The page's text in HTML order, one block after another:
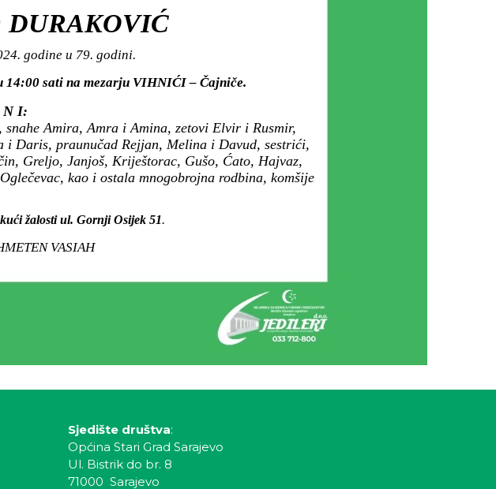
godine u 79. godini.
14:00 sati na mezarju VIHNIĆI – Čajniče.
N I:
snahe Amira, Amra i Amina, zetovi Elvir i Rusmir,
Daris, praunučad Rejjan, Melina i Davud, sestrići,
Greljo, Janjoš, Kriještorac, Gušo, Ćato, Hajvaz,
kao i ostala mnogobrojna rodbina, komšije
žalosti ul. Gornji Osijek 51.
VASIAH
Sjedište društva:
Općina Stari Grad Sarajevo
Ul. Bistrik do br. 8
71000 Sarajevo